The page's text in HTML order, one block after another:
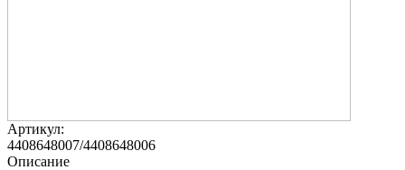
Артикул:
4408648007/4408648006
Описание